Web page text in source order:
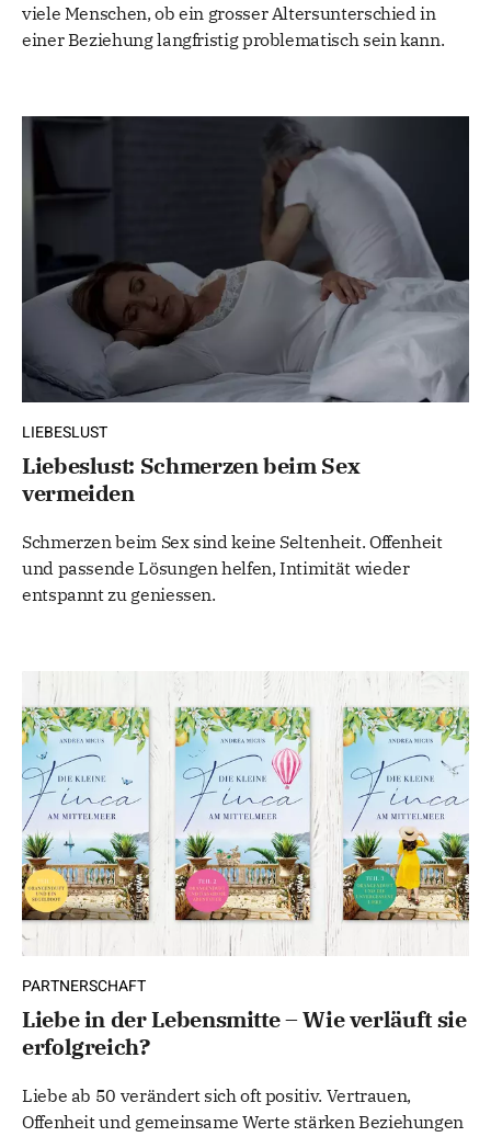
viele Menschen, ob ein grosser Altersunterschied in
einer Beziehung langfristig problematisch sein kann.
LIEBESLUST
Liebeslust: Schmerzen beim Sex
vermeiden
Schmerzen beim Sex sind keine Seltenheit. Offenheit
und passende Lösungen helfen, Intimität wieder
entspannt zu geniessen.
PARTNERSCHAFT
Liebe in der Lebensmitte – Wie verläuft sie
erfolgreich?
Liebe ab 50 verändert sich oft positiv. Vertrauen,
Offenheit und gemeinsame Werte stärken Beziehungen